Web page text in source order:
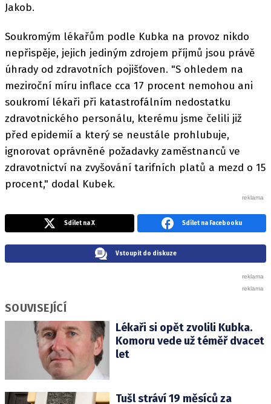
Jakob.
Soukromým lékařům podle Kubka na provoz nikdo
nepřispěje, jejich jediným zdrojem příjmů jsou právě
úhrady od zdravotních pojišťoven. "S ohledem na
meziroční míru inflace cca 17 procent nemohou ani
soukromí lékaři při katastrofálním nedostatku
zdravotnického personálu, kterému jsme čelili již
před epidemií a který se neustále prohlubuje,
ignorovat oprávněné požadavky zaměstnanců ve
zdravotnictví na zvyšování tarifních platů a mezd o 15
procent," dodal Kubek.
Sdílet na X Sdílet na Facebooku
Vstoupit do diskuze
SOUVISEJÍCÍ
Lékaři si opět zvolili Kubka.
Komoru vede už téměř dvacet
let
Tušl stráví 19 měsíců za